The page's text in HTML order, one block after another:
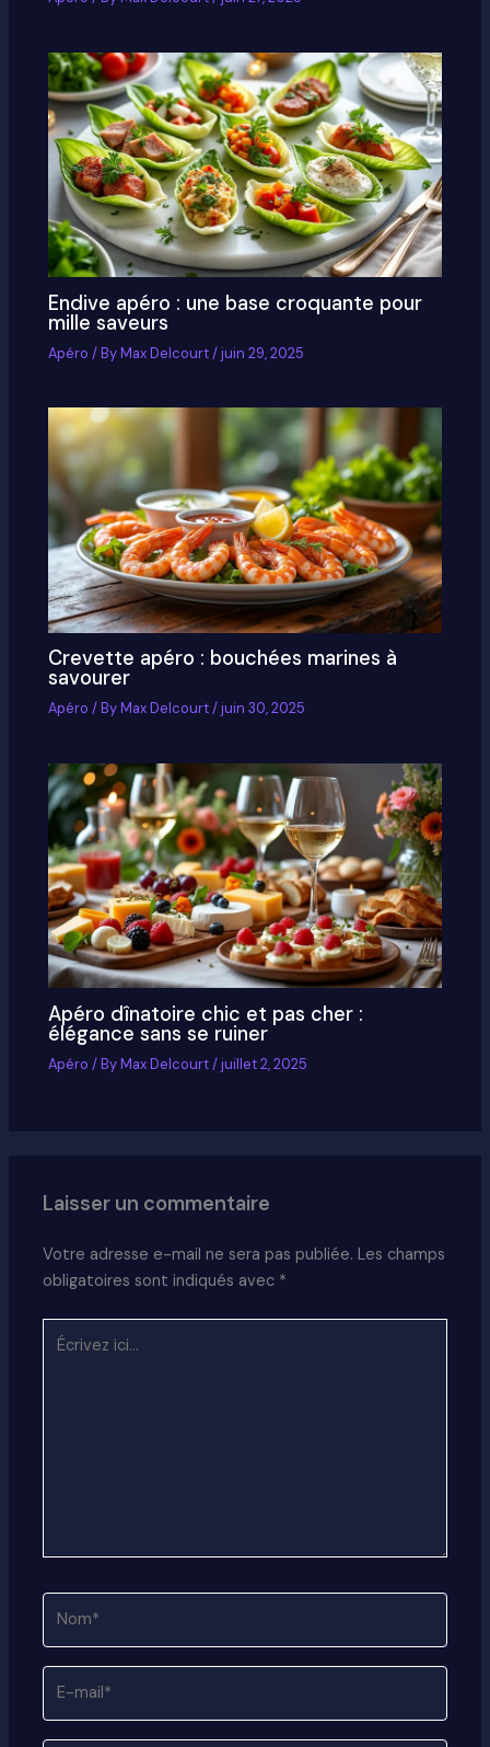
Endive apéro : une base croquante pour
mille saveurs
Apéro / ByMax Delcourt/juin 29, 2025
Crevette apéro : bouchées marines à
savourer
Apéro / ByMax Delcourt/juin 30, 2025
Apéro dînatoire chic et pas cher :
élégance sans se ruiner
Apéro / ByMax Delcourt/juillet 2, 2025
Laisser un commentaire
Votre adresse e-mail ne sera pas publiée. Les champs
obligatoires sont indiqués avec *
Écrivez
ici…
Nom*
E-
mail*